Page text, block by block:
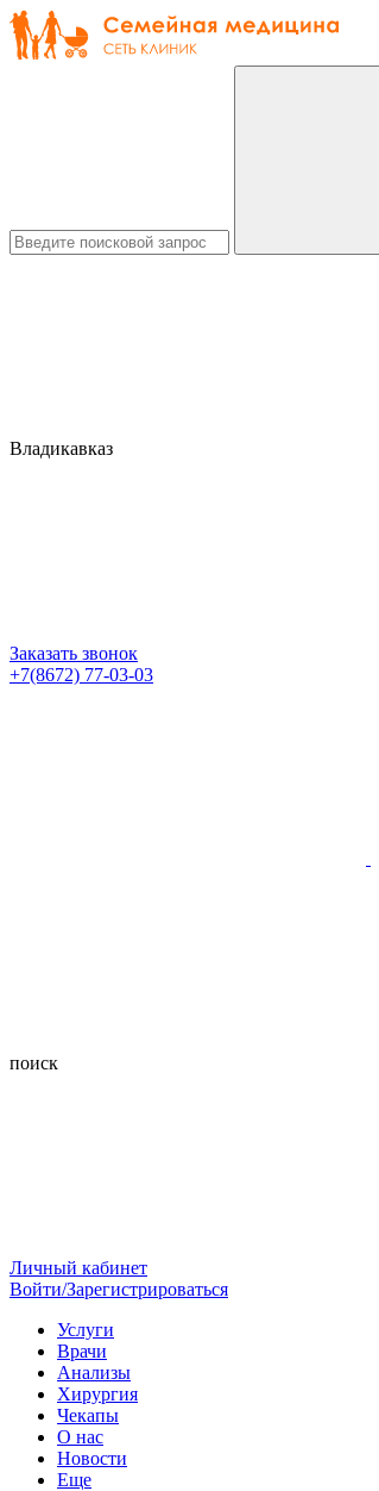
Владикавказ
Заказать звонок
+7(8672) 77-03-03
поиск
Личный кабинет
Войти/Зарегистрироваться
Услуги
Врачи
Анализы
Хирургия
Чекапы
О нас
Новости
Еще